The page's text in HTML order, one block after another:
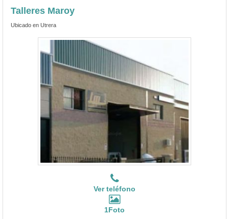
Talleres Maroy
Ubicado en Utrera
Ver teléfono
1Foto